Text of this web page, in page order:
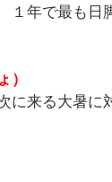
年で最も日
）
に来る大暑に